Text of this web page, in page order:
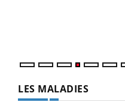
LES MALADIES